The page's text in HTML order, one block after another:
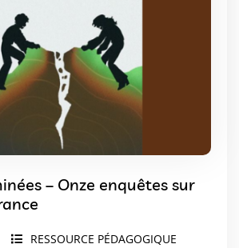
– Onze enquêtes sur
RESSOURCE PÉDAGOGIQUE